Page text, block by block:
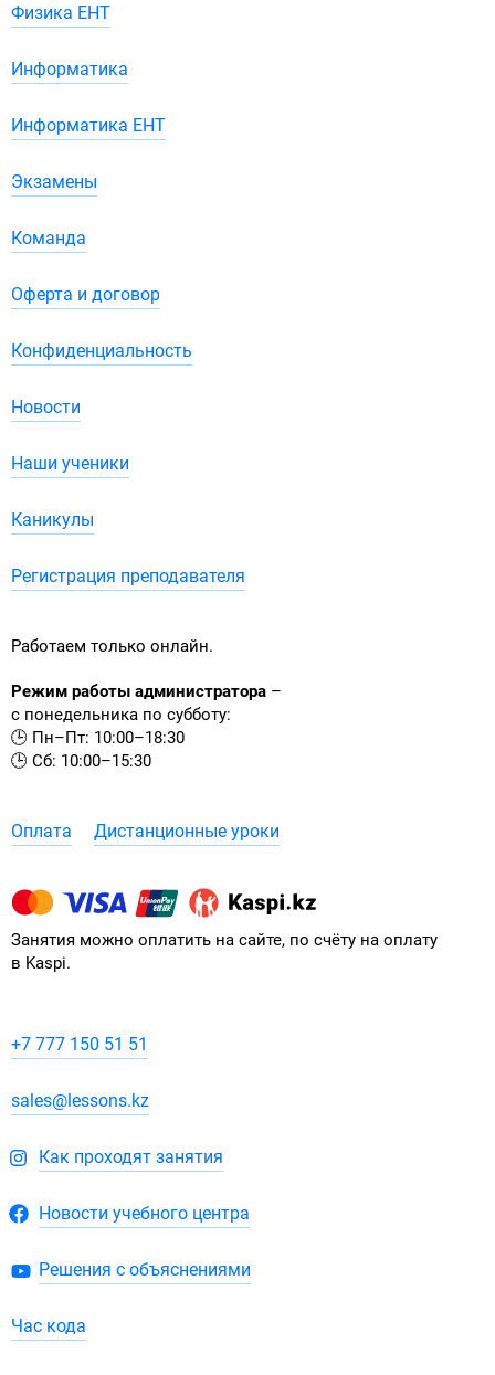
Физика ЕНТ
Информатика
Информатика ЕНТ
Экзамены
Команда
Оферта и договор
Конфиденциальность
Новости
Наши ученики
Каникулы
Регистрация преподавателя
Работаем только онлайн.
Режим работы администратора –
с понедельника по субботу:
🕒 Пн–Пт: 10:00–18:30
🕒 Сб: 10:00–15:30
Оплата Дистанционные уроки
Занятия можно оплатить на сайте, по счёту на оплату
в Kaspi.
+7 777 150 51 51
sales@lessons.kz
Как проходят занятия
Новости учебного центра
Решения с объяснениями
Час кода